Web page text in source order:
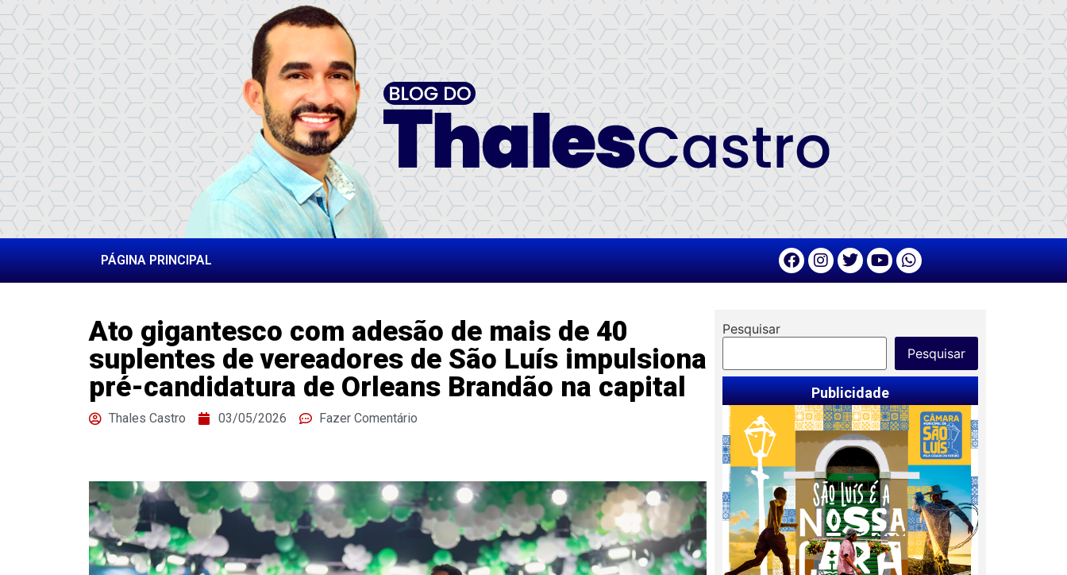
PÁGINA PRINCIPAL
Ato gigantesco com adesão de mais de 40
suplentes de vereadores de São Luís impulsiona
pré-candidatura de Orleans Brandão na capital
Thales Castro 03/05/2026 Fazer Comentário
Pesquisar
Pesquisar
Publicidade